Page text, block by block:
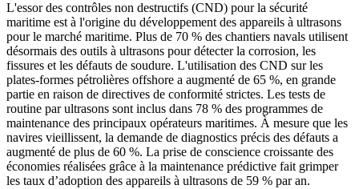
L'essor des contrôles non destructifs (CND) pour la sécurité
maritime est à l'origine du développement des appareils à ultrasons
pour le marché maritime. Plus de 70 % des chantiers navals utilisent
désormais des outils à ultrasons pour détecter la corrosion, les
fissures et les défauts de soudure. L'utilisation des CND sur les
plates-formes pétrolières offshore a augmenté de 65 %, en grande
partie en raison de directives de conformité strictes. Les tests de
routine par ultrasons sont inclus dans 78 % des programmes de
maintenance des principaux opérateurs maritimes. À mesure que les
navires vieillissent, la demande de diagnostics précis des défauts a
augmenté de plus de 60 %. La prise de conscience croissante des
économies réalisées grâce à la maintenance prédictive fait grimper
les taux d’adoption des appareils à ultrasons de 59 % par an.